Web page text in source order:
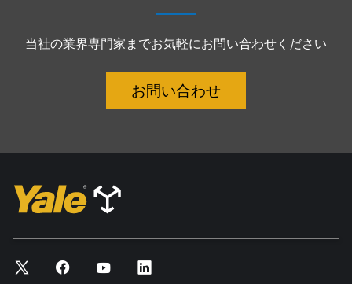
午前7時から深夜0時まで2シフト体制で作業が進められます。同社
生産性を最大化できるマテリアルハンドリングソリューションを
ムを最小化と同様に、オペレーターと機器の効率も重要な懸念事
同社は、ニーズに最適なソリューションを見つけるために、Vectra
Eurolift Serviceに相談しました。Vectra Eurolift Serviceは、2015年
当社の業界専門家までお気軽にお問い合わせください
お問い合わせ